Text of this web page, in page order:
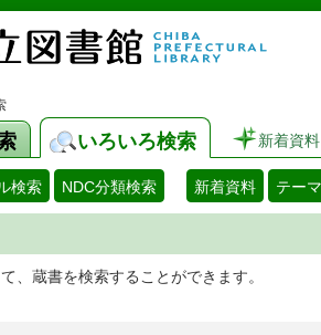
いろいろ検索 新着資料
検索 NDC分類検索 新着資料 テー
、蔵書を検索することができます。